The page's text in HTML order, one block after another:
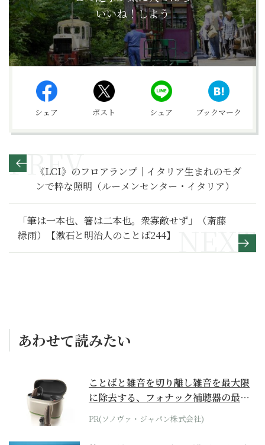
いいね！しよう
シェア ポスト シェア ブックマーク
《LCI》のフロアランプ｜イタリア生まれのモダ
ンで粋な照明（ルーメンセンター・イタリア）
「筆は一本也、箸は二本也。衆寡敵せず」（斎藤
緑雨）【漱石と明治人のことば244】
あわせて読みたい
ことばと雑音を切り離し雑音を最大限
に除去する、フォナック補聴器の最上
位モデル
PR(ソノヴァ・ジャパン株式会社)